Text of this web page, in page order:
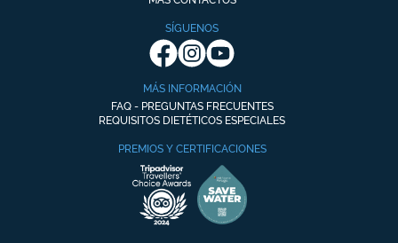
SÍGUENOS
MÁS INFORMACIÓN
FAQ - PREGUNTAS FRECUENTES
REQUISITOS DIETÉTICOS ESPECIALES
PREMIOS Y CERTIFICACIONES